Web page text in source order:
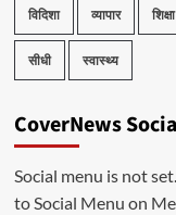
विदिशा व्यापार शिक्षा
सीधी स्वास्थ्य
CoverNews
Social menu is not
to Social Menu on